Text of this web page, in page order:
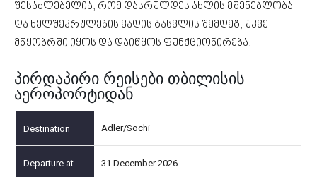
შესაძლებელია, რომ დასრულდეს ახლის მშენებლობა
და ხელშეკრულების ვადის გასვლის შემდეგ, უკვე
მწყობრში იყოს და დაიწყოს ფუნქციონირება.
პირდაპირი რეისები თბილისის
აეროპორტიდან
Adler/Sochi
31 December 2026